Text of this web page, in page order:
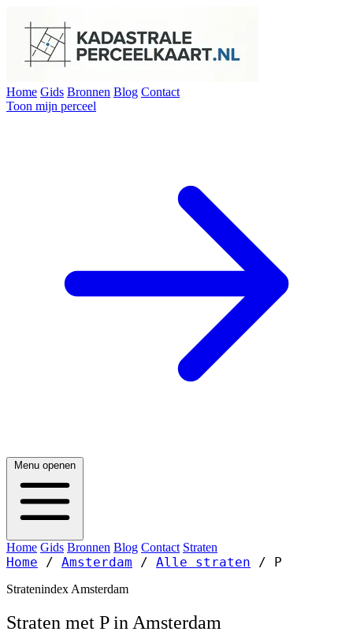
Home Gids Bronnen Blog Contact
Toon mijn perceel
Menu openen
Home Gids Bronnen Blog Contact Straten
Home / Amsterdam / Alle straten / P
Stratenindex Amsterdam
Straten met P in Amsterdam